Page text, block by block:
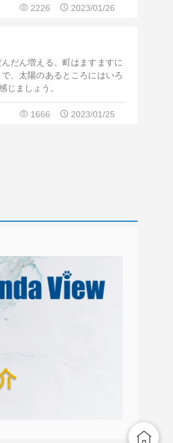
2226 2023/01/26
だん増える。町はますますに
、太陽のあるところにはいろ
じましょう。
1666 2023/01/25